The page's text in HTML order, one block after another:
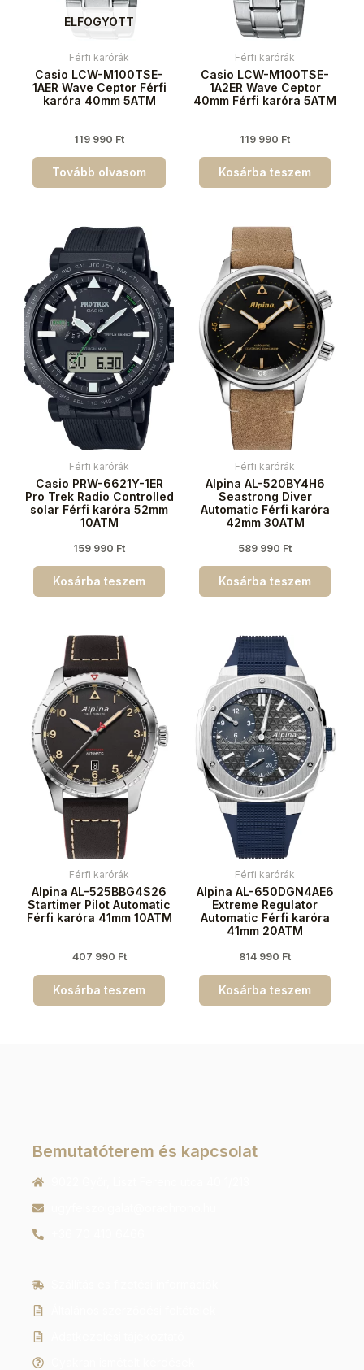
ELFOGYOTT
Férfi karórák
Casio LCW-M100TSE-
1AER Wave Ceptor Férfi
karóra 40mm 5ATM
119 990 Ft
Tovább olvasom
Férfi karórák
Casio LCW-M100TSE-
1A2ER Wave Ceptor
40mm Férfi karóra 5ATM
119 990 Ft
Kosárba teszem
Férfi karórák
Casio PRW-6621Y-1ER
Pro Trek Radio Controlled
solar Férfi karóra 52mm
10ATM
159 990 Ft
Kosárba teszem
Férfi karórák
Alpina AL-520BY4H6
Seastrong Diver
Automatic Férfi karóra
42mm 30ATM
589 990 Ft
Kosárba teszem
Férfi karórák
Alpina AL-525BBG4S26
Startimer Pilot Automatic
Férfi karóra 41mm 10ATM
407 990 Ft
Kosárba teszem
Férfi karórák
Alpina AL-650DGN4AE6
Extreme Regulator
Automatic Férfi karóra
41mm 20ATM
814 990 Ft
Kosárba teszem
Bemutatóterem és kapcsolat